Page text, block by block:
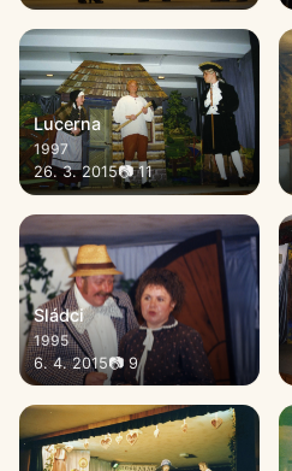
Lucerna
1997
26. 3. 2015📷 11
Sládci
1995
6. 4. 2015📷 9